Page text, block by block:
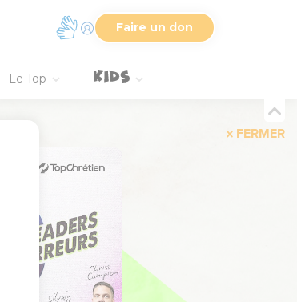
Faire un don
Le Top
FERMER